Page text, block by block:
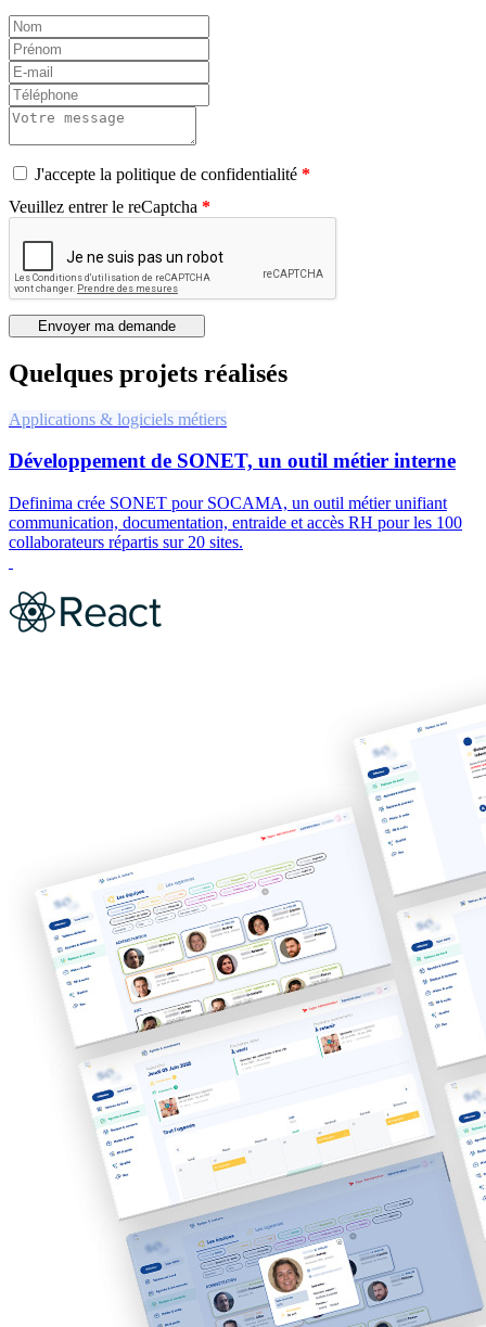
J'accepte la politique de confidentialité
Veuillez entrer le reCaptcha
Envoyer ma demande
Quelques projets réalisés
Applications & logiciels métiers
Développement de SONET, un outil métier interne
Definima crée SONET pour SOCAMA, un outil métier unifiant
communication, documentation, entraide et accès RH pour les 100
collaborateurs répartis sur 20 sites.